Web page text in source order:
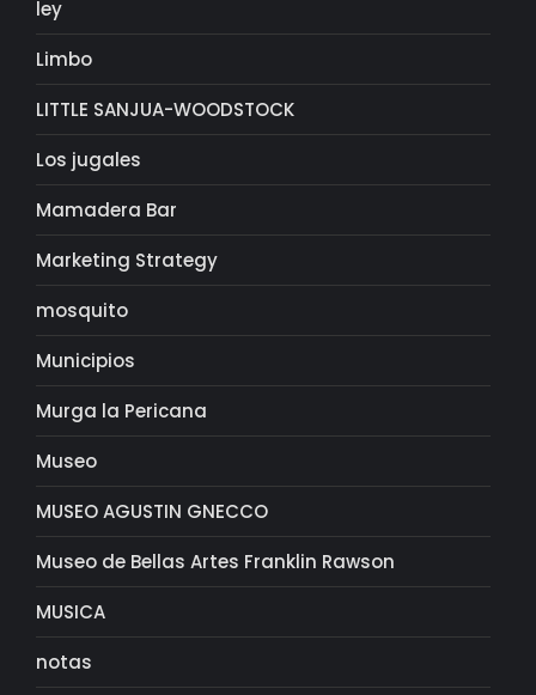
ley
Limbo
LITTLE SANJUA-WOODSTOCK
Los jugales
Mamadera Bar
Marketing Strategy
mosquito
Municipios
Murga la Pericana
Museo
MUSEO AGUSTIN GNECCO
Museo de Bellas Artes Franklin Rawson
MUSICA
notas